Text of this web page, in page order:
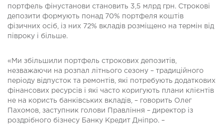
портфель фінустанови становить 3,5 млрд грн. Строкові
депозити формують понад 70% портфеля коштів
фізичних осіб, із них 72% вкладів розміщено на термін від
півроку і більше.
«Ми збільшили портфель строкових депозитів,
незважаючи на розпал літнього сезону – традиційного
періоду відпусток та ремонтів, які потребують додаткових
фінансових ресурсів і які часто коригують плани клієнтів
не на користь банківських вкладів, – говорить Олег
Пахомов, заступник голови Правління – директор із
роздрібного бізнесу Банку Кредит Дніпро. –